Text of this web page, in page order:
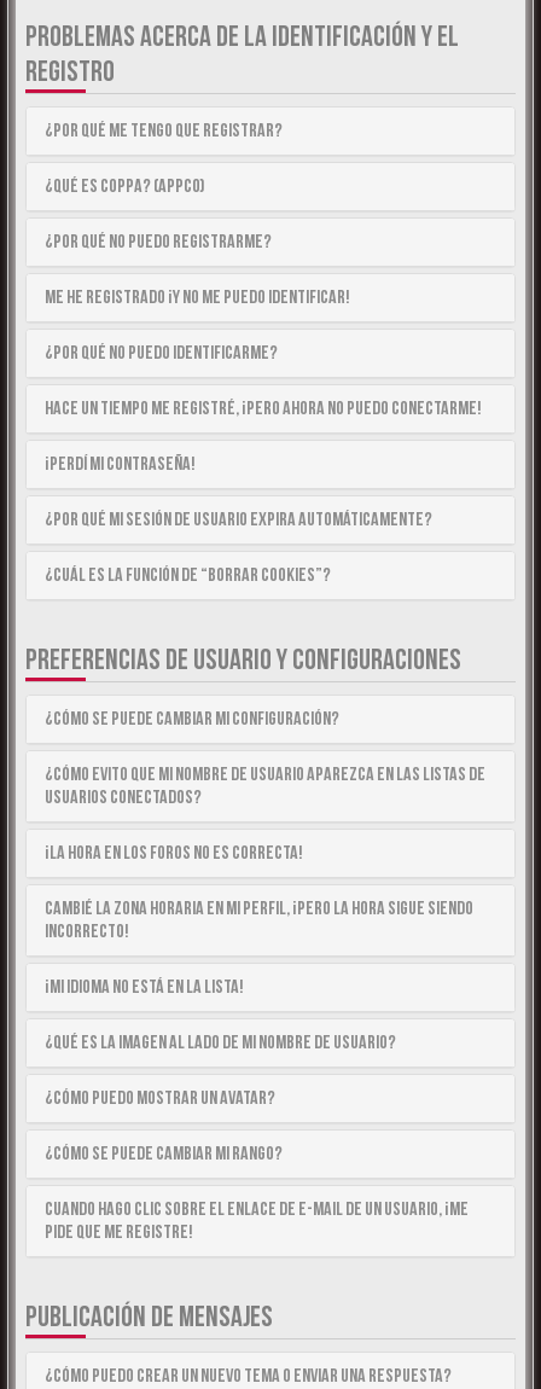
PROBLEMAS ACERCA DE LA IDENTIFICACIÓN Y EL
REGISTRO
¿Por qué me tengo que registrar?
¿Qué es COPPA? (APPCO)
¿Por qué no puedo registrarme?
Me he registrado ¡y no me puedo identificar!
¿Por qué no puedo identificarme?
Hace un tiempo me registré, ¡pero ahora no puedo conectarme!
¡Perdí mi contraseña!
¿Por qué mi sesión de usuario expira automáticamente?
¿Cuál es la función de “Borrar cookies”?
PREFERENCIAS DE USUARIO Y CONFIGURACIONES
¿Cómo se puede cambiar mi configuración?
¿Cómo evito que mi nombre de usuario aparezca en las listas de
usuarios conectados?
¡La hora en los foros no es correcta!
Cambié la zona horaria en mi perfil, ¡pero la hora sigue siendo
incorrecto!
¡Mi idioma no está en la lista!
¿Qué es la imagen al lado de mi nombre de usuario?
¿Cómo puedo mostrar un avatar?
¿Cómo se puede cambiar mi rango?
Cuando hago clic sobre el enlace de e-mail de un usuario, ¡me
pide que me registre!
PUBLICACIÓN DE MENSAJES
¿Cómo puedo crear un nuevo tema o enviar una respuesta?